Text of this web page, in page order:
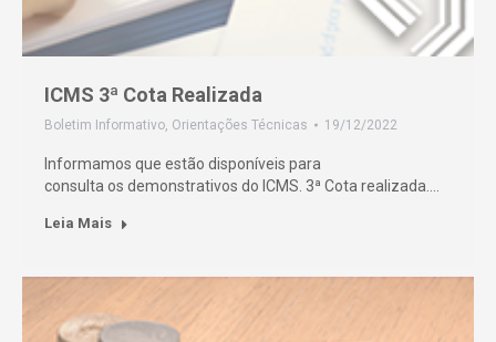
ICMS 3ª Cota Realizada
Boletim Informativo, Orientações Técnicas 19/12/2022
Informamos que estão disponíveis para
consulta os demonstrativos do ICMS. 3ª Cota realizada.…
Leia Mais